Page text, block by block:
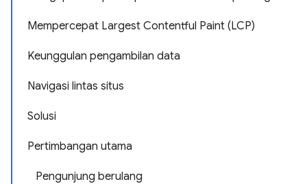
Mempercepat Largest Contentful Paint (LCP)
Keunggulan pengambilan data
Navigasi lintas situs
Solusi
Pertimbangan utama
Pengunjung berulang